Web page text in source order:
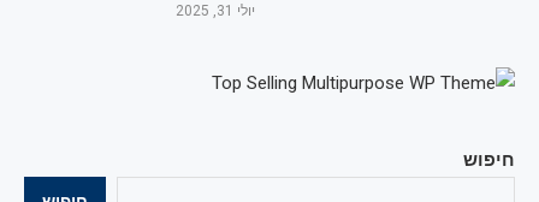
חיפוש
יולי 31, 2025